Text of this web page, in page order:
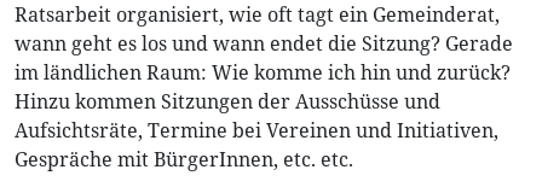
Ratsarbeit organisiert, wie oft tagt ein Gemeinderat,
wann geht es los und wann endet die Sitzung? Gerade
im ländlichen Raum: Wie komme ich hin und zurück?
Hinzu kommen Sitzungen der Ausschüsse und
Aufsichtsräte, Termine bei Vereinen und Initiativen,
Gespräche mit BürgerInnen, etc. etc.